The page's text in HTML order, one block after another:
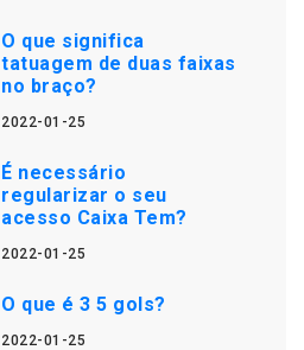
O que significa
tatuagem de duas faixas
no braço?
2022-01-25
É necessário
regularizar o seu
acesso Caixa Tem?
2022-01-25
O que é 3 5 gols?
2022-01-25